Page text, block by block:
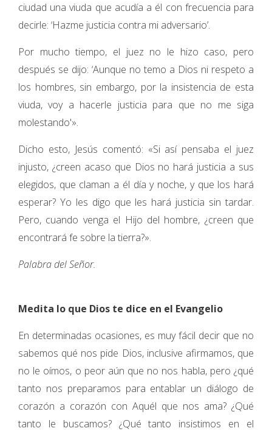
ciudad una viuda que acudía a él con frecuencia para
decirle: ‘Hazme justicia contra mi adversario’.
Por mucho tiempo, el juez no le hizo caso, pero
después se dijo: ‘Aunque no temo a Dios ni respeto a
los hombres, sin embargo, por la insistencia de esta
viuda, voy a hacerle justicia para que no me siga
molestando'».
Dicho esto, Jesús comentó: «Si así pensaba el juez
injusto, ¿creen acaso que Dios no hará justicia a sus
elegidos, que claman a él día y noche, y que los hará
esperar? Yo les digo que les hará justicia sin tardar.
Pero, cuando venga el Hijo del hombre, ¿creen que
encontrará fe sobre la tierra?».
Palabra del Señor.
Medita lo que Dios te dice en el Evangelio
En determinadas ocasiones, es muy fácil decir que no
sabemos qué nos pide Dios, inclusive afirmamos, que
no le oímos, o peor aún que no nos habla, pero ¿qué
tanto nos preparamos para entablar un diálogo de
corazón a corazón con Aquél que nos ama? ¿Qué
tanto le buscamos? ¿Qué tanto insistimos en el